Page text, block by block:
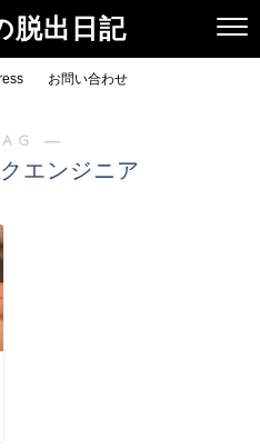
脱出日記
お問い合わせ
―
エンジニア